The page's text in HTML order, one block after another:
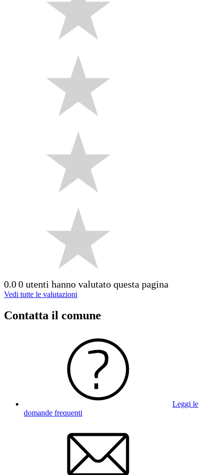
0.00 utenti hanno valutato questa pagina
Vedi tutte le valutazioni
Contatta il comune
Leggi le
domande frequenti